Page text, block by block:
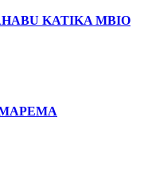
KATIKA MBIO